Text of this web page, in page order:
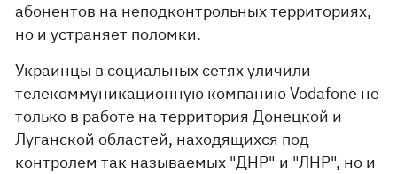
абонентов на неподконтрольных территориях,
но и устраняет поломки.
Украинцы в социальных сетях уличили
телекоммуникационную компанию Vodafone не
только в работе на территория Донецкой и
Луганской областей, находящихся под
контролем так называемых "ДНР" и "ЛНР", но и